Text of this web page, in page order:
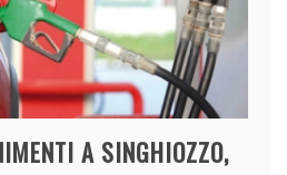
A SINGHIOZZO,